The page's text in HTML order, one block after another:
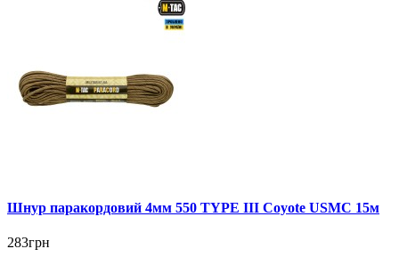
Шнур паракордовий 4мм 550 TYPE III Coyote USMC 15м
283грн